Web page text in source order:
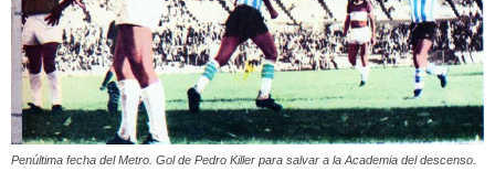
Penúltima fecha del Metro. Gol de Pedro Killer para salvar a la Academia del descenso.